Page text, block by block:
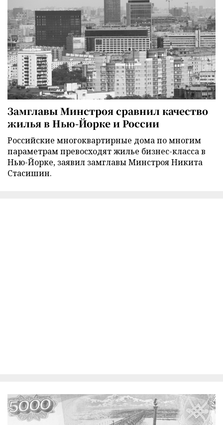
Замглавы Минстроя сравнил качество
жилья в Нью-Йорке и России
Российские многоквартирные дома по многим
параметрам превосходят жилье бизнес-класса в
Нью-Йорке, заявил замглавы Минстроя Никита
Стасишин.